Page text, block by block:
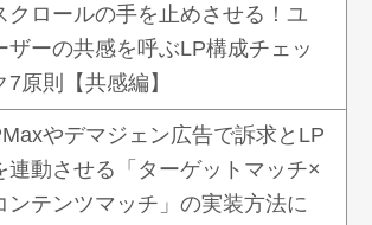
クロールの手を止めさせる！ユ
ザーの共感を呼ぶLP構成チェッ
7原則【共感編】
やデマジェン広告で訴求とLP
連動させる「ターゲットマッチ×
ンテンツマッチ」の実装方法に